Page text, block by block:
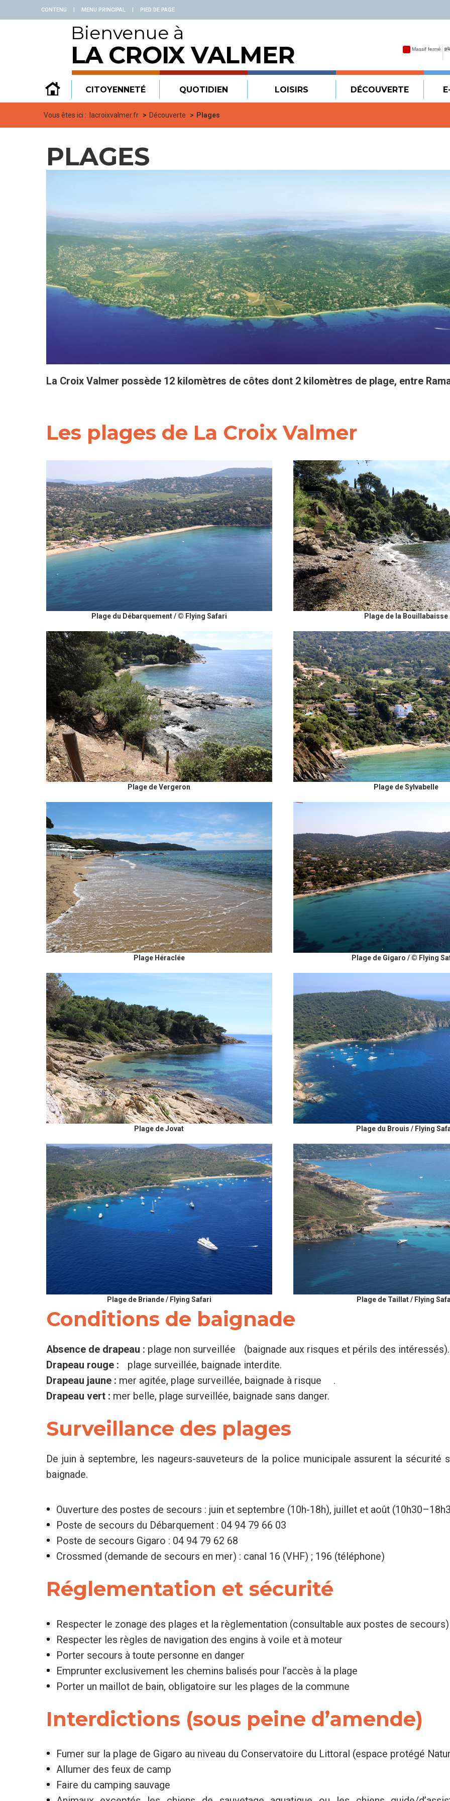
CONTENU | MENU PRINCIPAL | PIED DE PAGE
Bienvenue à
LA CROIX VALMER
CITOYENNETÉ QUOTIDIEN LOISIRS DÉCOUVERTE
Vous êtes ici : lacroixvalmer.fr Découverte Plages
PLAGES
La Croix Valmer possède 12 kilomètres de côtes dont 2 kilomètres de plage, entre
Les plages de La Croix Valmer
Plage du Débarquement / © Flying Safari Plage de la Bouillabaisse
Plage de Vergeron Plage de Sylvabelle
Plage Héraclée Plage de Gigaro / © Flying
Plage de Jovat Plage du Brouis / Flying
Plage de Briande / Flying Safari Plage de Taillat / Flying
Conditions de baignade
Absence de drapeau : plage non surveillée (baignade aux risques et périls des intéressés).
Drapeau rouge : plage surveillée, baignade interdite.
Drapeau jaune : mer agitée, plage surveillée, baignade à risque .
Drapeau vert : mer belle, plage surveillée, baignade sans danger.
Surveillance des plages
De juin à septembre, les nageurs-sauveteurs de la police municipale assurent la sécurité
baignade.
Ouverture des postes de secours : juin et septembre (10h-18h), juillet et août
Poste de secours du Débarquement : 04 94 79 66 03
Poste de secours Gigaro : 04 94 79 62 68
Crossmed (demande de secours en mer) : canal 16 (VHF) ; 196 (téléphone)
Réglementation et sécurité
Respecter le zonage des plages et la règlementation (consultable aux postes de secours)
Respecter les règles de navigation des engins à voile et à moteur
Porter secours à toute personne en danger
Emprunter exclusivement les chemins balisés pour l’accès à la plage
Porter un maillot de bain, obligatoire sur les plages de la commune
Interdictions (sous peine d’amende)
Fumer sur la plage de Gigaro au niveau du Conservatoire du Littoral (espace protégé
Allumer des feux de camp
Faire du camping sauvage